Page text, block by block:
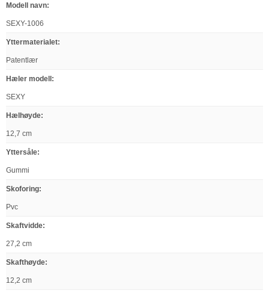
Modell navn:
SEXY-1006
Yttermaterialet:
Patentlær
Hæler modell :
SEXY
Hælhøyde:
12,7 cm
Yttersåle:
Gummi
Skoforing:
Pvc
Skaftvidde:
27,2 cm
Skafthøyde:
12,2 cm